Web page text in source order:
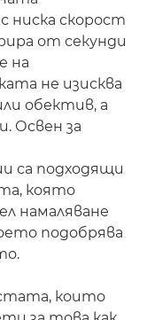
ниска скорост
от секунди
на
не изисква
обектив, а
Освен за
са подходящи
която
намаляване
подобрява
които